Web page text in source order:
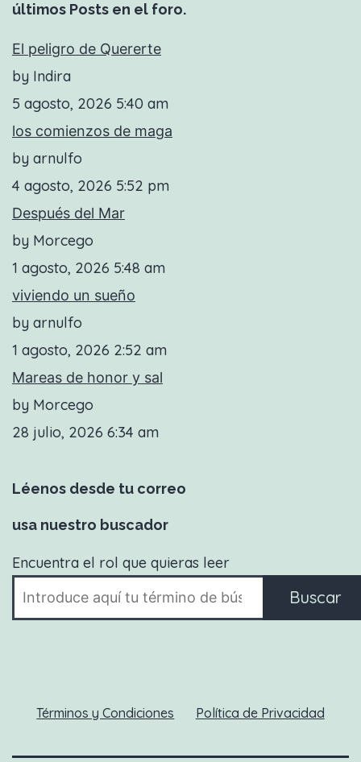
últimos Posts en el foro.
El peligro de Quererte
by Indira
5 agosto, 2026 5:40 am
los comienzos de maga
by arnulfo
4 agosto, 2026 5:52 pm
Después del Mar
by Morcego
1 agosto, 2026 5:48 am
viviendo un sueño
by arnulfo
1 agosto, 2026 2:52 am
Mareas de honor y sal
by Morcego
28 julio, 2026 6:34 am
Léenos desde tu correo
usa nuestro buscador
Encuentra el rol que quieras leer
Buscar
Términos y Condiciones Política de Privacidad